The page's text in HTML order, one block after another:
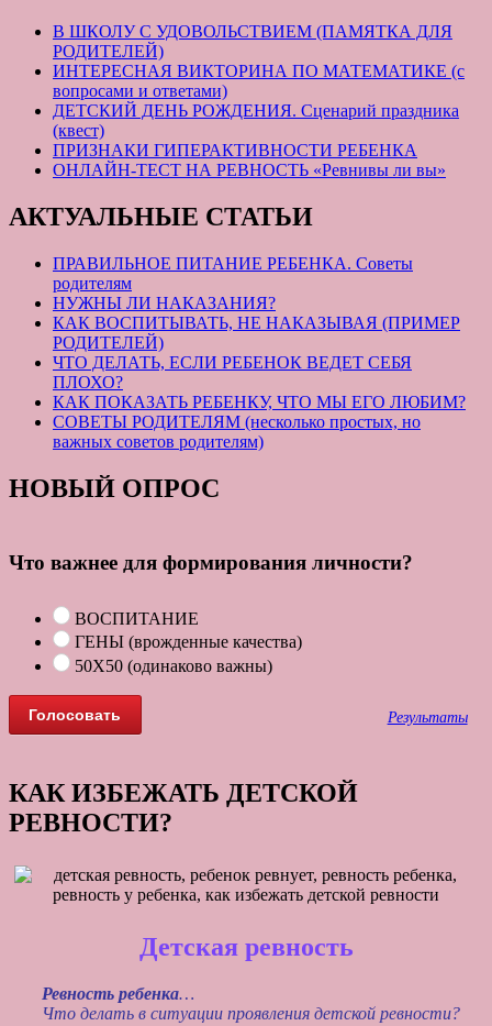
В ШКОЛУ С УДОВОЛЬСТВИЕМ (ПАМЯТКА ДЛЯ
РОДИТЕЛЕЙ)
ИНТЕРЕСНАЯ ВИКТОРИНА ПО МАТЕМАТИКЕ (с
вопросами и ответами)
ДЕТСКИЙ ДЕНЬ РОЖДЕНИЯ. Сценарий праздника
(квест)
ПРИЗНАКИ ГИПЕРАКТИВНОСТИ РЕБЕНКА
ОНЛАЙН-ТЕСТ НА РЕВНОСТЬ «Ревнивы ли вы»
АКТУАЛЬНЫЕ СТАТЬИ
ПРАВИЛЬНОЕ ПИТАНИЕ РЕБЕНКА. Советы
родителям
НУЖНЫ ЛИ НАКАЗАНИЯ?
КАК ВОСПИТЫВАТЬ, НЕ НАКАЗЫВАЯ (ПРИМЕР
РОДИТЕЛЕЙ)
ЧТО ДЕЛАТЬ, ЕСЛИ РЕБЕНОК ВЕДЕТ СЕБЯ
ПЛОХО?
КАК ПОКАЗАТЬ РЕБЕНКУ, ЧТО МЫ ЕГО ЛЮБИМ?
СОВЕТЫ РОДИТЕЛЯМ (несколько простых, но
важных советов родителям)
НОВЫЙ ОПРОС
Что важнее для формирования личности?
ВОСПИТАНИЕ
ГЕНЫ (врожденные качества)
50Х50 (одинаково важны)
Результаты
КАК ИЗБЕЖАТЬ ДЕТСКОЙ
РЕВНОСТИ?
Детская ревность
Ревность ребенка…
Что делать в ситуации проявления детской ревности?